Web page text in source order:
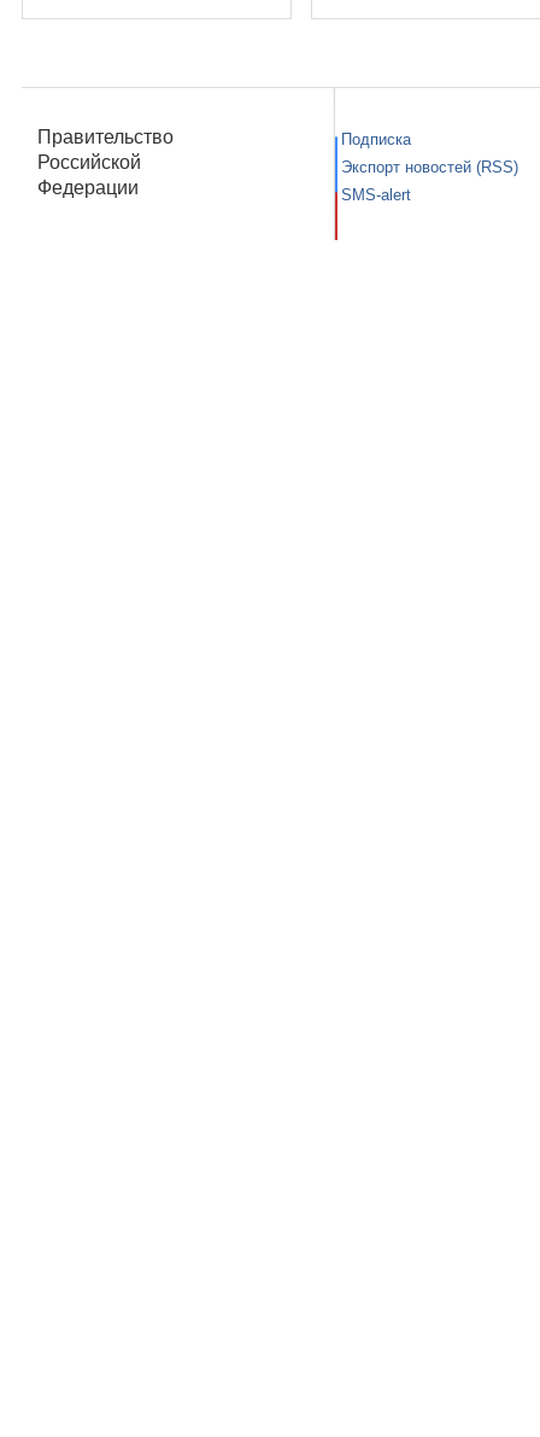
Правительство
Российской
Федерации
Подписка
Экспорт новостей (RSS)
SMS-alert